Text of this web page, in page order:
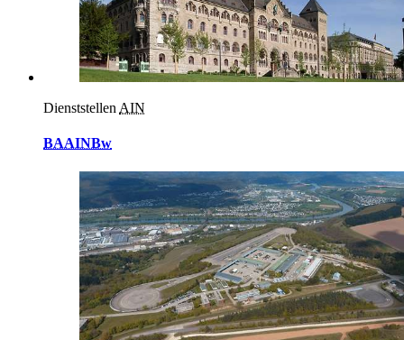
Dienststellen AIN
BAAINBw